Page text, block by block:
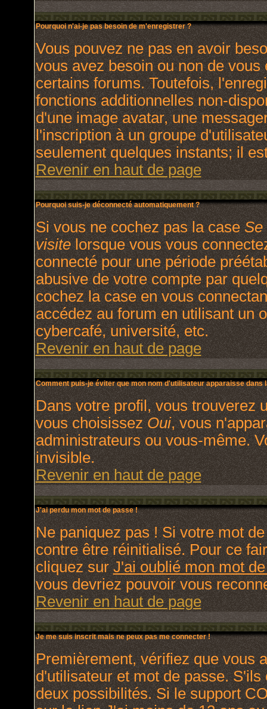
Pourquoi n'ai-je pas besoin de m'enregistrer ?
Vous pouvez ne pas en avoir
vous avez besoin ou non de
certains forums. Toutefois,
fonctions additionnelles non-
d'une image avatar, une
l'inscription à un groupe
seulement quelques instants; il
Revenir en haut de page
Pourquoi suis-je déconnecté automatiquement ?
Si vous ne cochez pas la caseSe
visitelorsque vous vous
connecté pour une période
abusive de votre compte par
cochez la case en vous
accédez au forum en utilisant un
cybercafé, université, etc.
Revenir en haut de page
Comment puis-je éviter que mon nom d'utilisateur apparaisse dans
Dans votre profil, vous trouverez
vous choisissezOui, vous
administrateurs ou vous-même.
invisible.
Revenir en haut de page
J'ai perdu mon mot de passe !
Ne paniquez pas ! Si votre mot
contre être réinitialisé. Pour ce
cliquez surJ'ai oublié mon mot
vous devriez pouvoir vous
Revenir en haut de page
Je me suis inscrit mais ne peux pas me connecter !
Premièrement, vérifiez que vous
d'utilisateur et mot de passe.
deux possibilités. Si le support